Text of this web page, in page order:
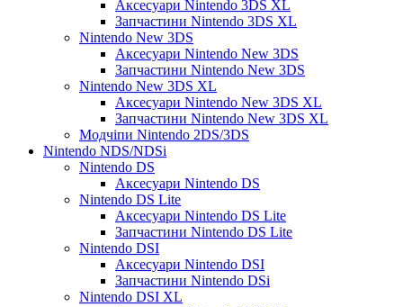
Аксесуари Nintendo 3DS XL
Запчастини Nintendo 3DS XL
Nintendo New 3DS
Аксесуари Nintendo New 3DS
Запчастини Nintendo New 3DS
Nintendo New 3DS XL
Аксесуари Nintendo New 3DS XL
Запчастини Nintendo New 3DS XL
Модчіпи Nintendo 2DS/3DS
Nintendo NDS/NDSi
Nintendo DS
Аксесуари Nintendo DS
Nintendo DS Lite
Аксесуари Nintendo DS Lite
Запчастини Nintendo DS Lite
Nintendo DSI
Аксесуари Nintendo DSI
Запчастини Nintendo DSi
Nintendo DSI XL